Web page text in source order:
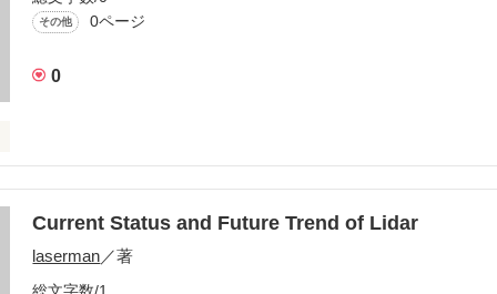
その他 0ページ
0
Current Status and Future Trend of Lidar
laserman／著